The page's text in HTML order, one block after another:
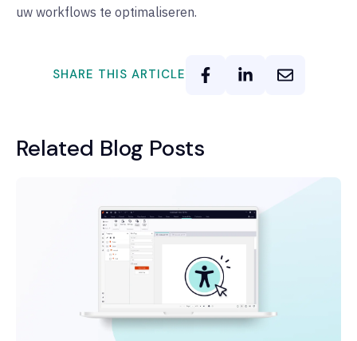
uw workflows te optimaliseren.
SHARE THIS ARTICLE
Related Blog Posts